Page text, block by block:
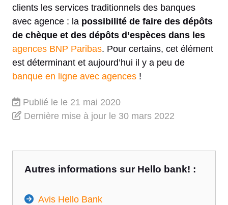
clients les services traditionnels des banques
avec agence : la possibilité de faire des dépôts
de chèque et des dépôts d’espèces dans les
agences BNP Paribas. Pour certains, cet élément
est déterminant et aujourd’hui il y a peu de
banque en ligne avec agences !
Publié le le 21 mai 2020
Dernière mise à jour le 30 mars 2022
Autres informations sur Hello bank! :
Avis Hello Bank